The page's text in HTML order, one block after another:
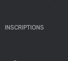
INSCRIPTIONS